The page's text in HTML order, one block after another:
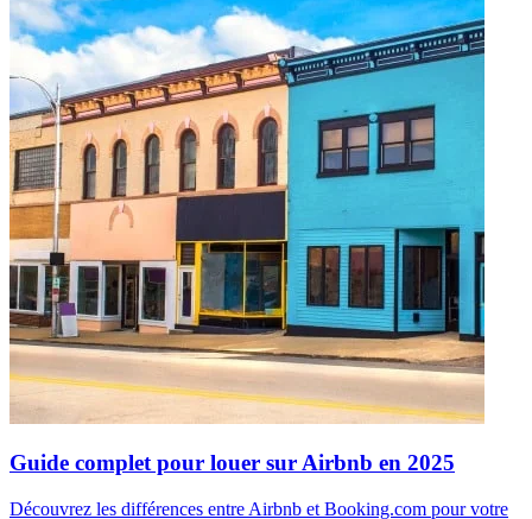
Guide complet pour louer sur Airbnb en 2025
Découvrez les différences entre Airbnb et Booking.com pour votre